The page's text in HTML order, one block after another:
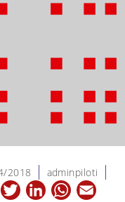
2018
adminpiloti
FacebookTwitterLinkedInWhatsApp